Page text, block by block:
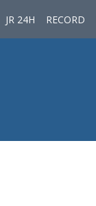
JR 24H RECORD